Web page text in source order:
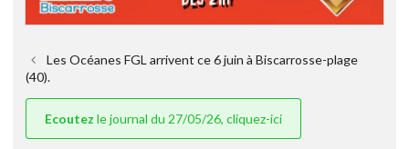
Les Océanes FGL arrivent ce 6 juin à Biscarrosse-plage
(40).
Ecoutez le journal du 27/05/26, cliquez-ici